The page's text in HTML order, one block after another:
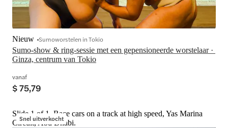
Sumo-show & ring-sessie met een gepensioneerde worstelaar ·
Ginza, centrum van Tokio
Nieuw Sumoworstelen in Tokio
vanaf
$ 75,79
Snel uitverkocht
Slide 1 of 1, Race cars on a track at high speed, Yas Marina
Circuit, Abu Dhabi.